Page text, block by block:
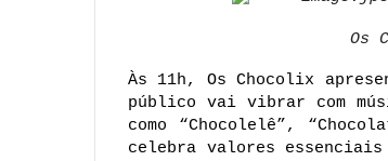
Os
Às 11h, Os Chocolix
público vai vibrar com
como “Chocolelê”,
celebra valores essenciais